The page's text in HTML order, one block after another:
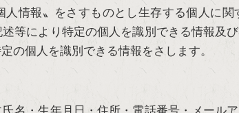
情報〟をさすものとし生存する個人に
等により特定の個人を識別できる情報及
の個人を識別できる情報をさします。